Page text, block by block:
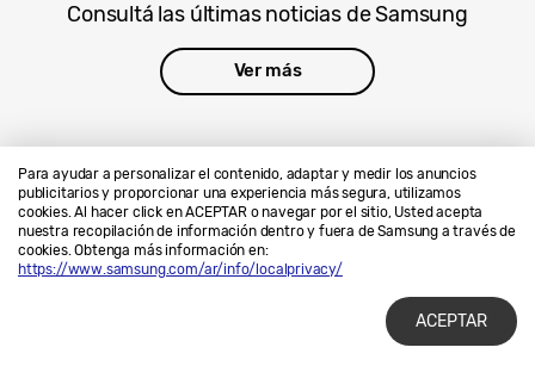
Para ayudar a personalizar el contenido, adaptar y medir los anuncios
publicitarios y proporcionar una experiencia más segura, utilizamos
cookies. Al hacer click en ACEPTAR o navegar por el sitio, Usted acepta
nuestra recopilación de información dentro y fuera de Samsung a través de
cookies. Obtenga más información en:
https://www.samsung.com/ar/info/localprivacy/
ACEPTAR
Consultá las últimas noticias de Samsung
Ver más
Contáctanos
SAMSUNG.COM
Privacidad